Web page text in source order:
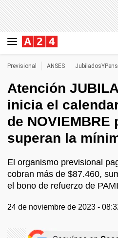
Previsional ANSES
Atención
inicia el
de NOVIEMBRE
superan la
El organismo previsional
cobran más de $87.460,
el bono de refuerzo de
24 de noviembre de 2023 -